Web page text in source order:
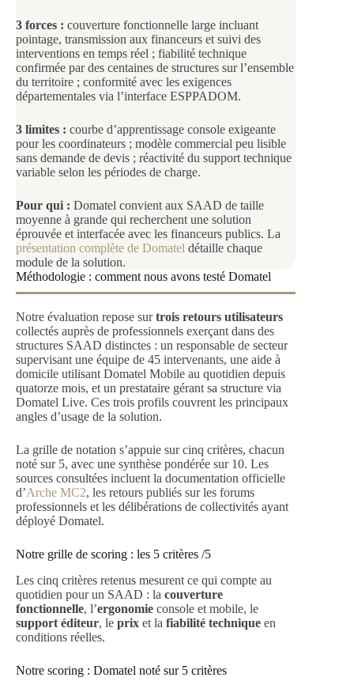
3 forces : couverture fonctionnelle large incluant
pointage, transmission aux financeurs et suivi des
interventions en temps réel ; fiabilité technique
confirmée par des centaines de structures sur l’ensemble
du territoire ; conformité avec les exigences
départementales via l’interface ESPPADOM.
3 limites : courbe d’apprentissage console exigeante
pour les coordinateurs ; modèle commercial peu lisible
sans demande de devis ; réactivité du support technique
variable selon les périodes de charge.
Pour qui : Domatel convient aux SAAD de taille
moyenne à grande qui recherchent une solution
éprouvée et interfacée avec les financeurs publics. La
présentation complète de Domatel détaille chaque
module de la solution.
Méthodologie : comment nous avons testé Domatel
Notre évaluation repose surtrois retours utilisateurs
collectés auprès de professionnels exerçant dans des
structures SAAD distinctes : un responsable de secteur
supervisant une équipe de 45 intervenants, une aide à
domicile utilisant Domatel Mobile au quotidien depuis
quatorze mois, et un prestataire gérant sa structure via
Domatel Live. Ces trois profils couvrent les principaux
angles d’usage de la solution.
La grille de notation s’appuie sur cinq critères, chacun
noté sur 5, avec une synthèse pondérée sur 10. Les
sources consultées incluent la documentation officielle
d’Arche MC2, les retours publiés sur les forums
professionnels et les délibérations de collectivités ayant
déployé Domatel.
Notre grille de scoring : les 5 critères /5
Les cinq critères retenus mesurent ce qui compte au
quotidien pour un SAAD : la couverture
fonctionnelle, l’ergonomie console et mobile, le
support éditeur, le prix et la fiabilité technique en
conditions réelles.
Notre scoring : Domatel noté sur 5 critères